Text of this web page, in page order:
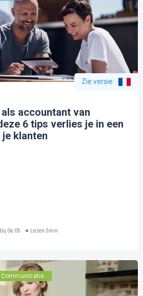
Zie versie:
accountant van
6 tips verlies je in een
klanten
06:05 Lezen 5min